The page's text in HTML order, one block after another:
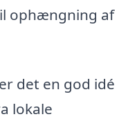
ophængning af
det en god idé
lokale